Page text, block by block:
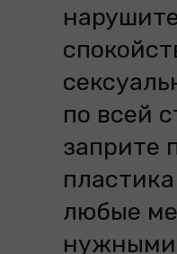
по всей
заприте
любые